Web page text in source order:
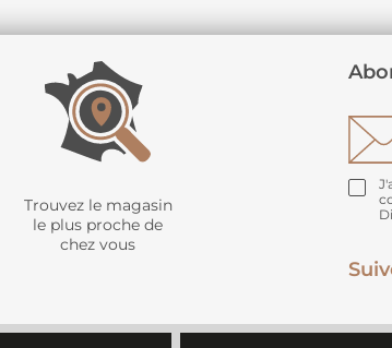
Trouvez le magasin
le plus proche de
chez vous